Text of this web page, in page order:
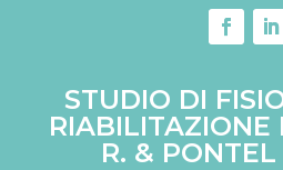
STUDIO DI
RIABILITAZIONE
R. & PONTEL